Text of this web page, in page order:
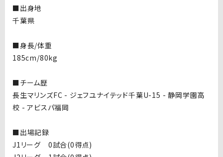
■出身地
千葉県
■身長/体重
185cm/80kg
■チーム歴
長生マリンズFC - ジェフユナイテッド千葉U-15 - 静岡学園高
校 - アビスパ福岡
■出場記録
J1リーグ 0試合(0得点)